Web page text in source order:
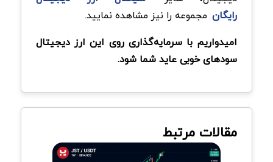
رایگان مجموعه را نیز مشاهده نمایید.
امیدواریم با سرمایه‌گذاری روی این ارز دیجیتال
سودهای خوبی عاید شما شود.
مقالات مرتبط